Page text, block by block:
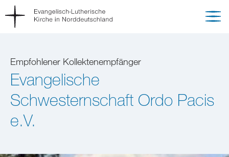
Empfohlener Kollektenempfänger
Evangelische
Schwesternschaft Ordo Pacis
e.V.